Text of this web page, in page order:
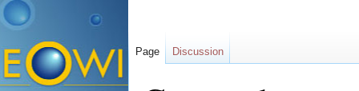
Page Discussion